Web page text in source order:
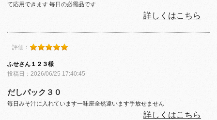
て応用できます 毎日の必需品です
詳しくはこちら
評価：
ふせさん１２３様
投稿日：2026/06/25 17:40:45
だしパック３０
毎日みそ汁に入れています一味座全然違います手放せません
詳しくはこちら